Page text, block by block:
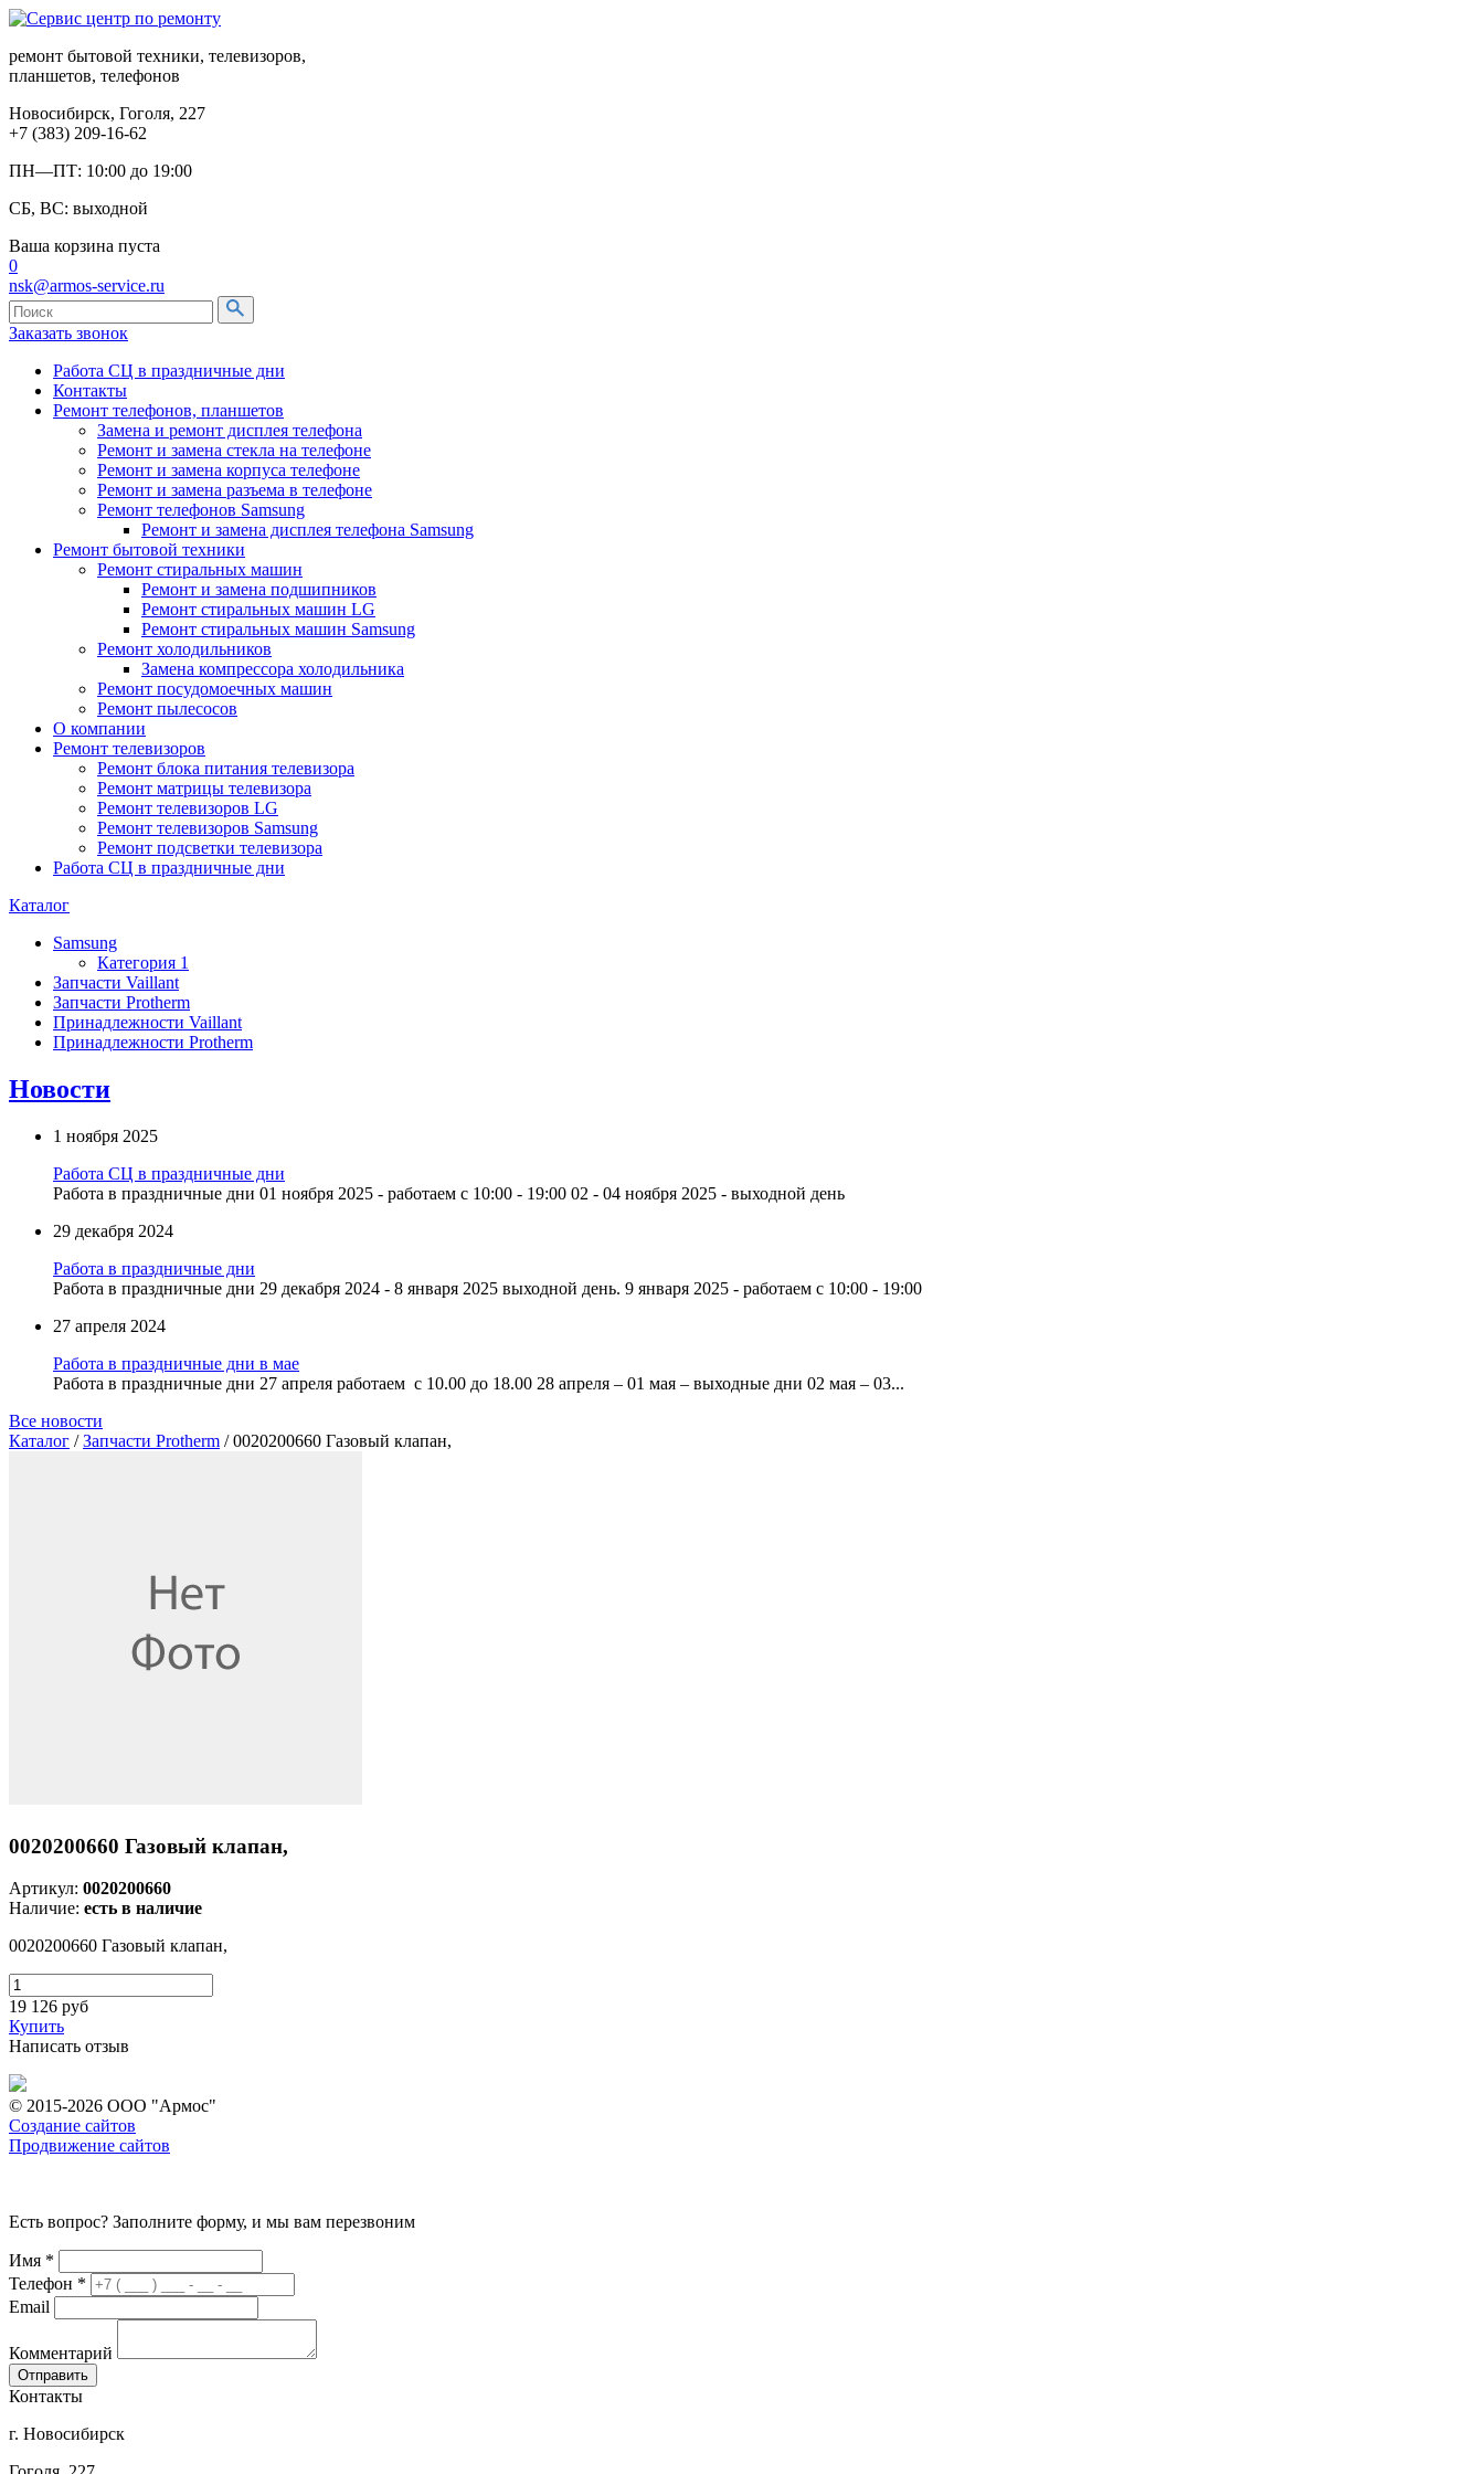
ремонт бытовой техники, телевизоров,
планшетов, телефонов
Новосибирск, Гоголя, 227
+7 (383) 209-16-62
ПН—ПТ: 10:00 до 19:00
СБ, ВС: выходной
Ваша корзина пуста
0
nsk@armos-service.ru
Заказать звонок
Работа СЦ в праздничные дни
Контакты
Ремонт телефонов, планшетов
Замена и ремонт дисплея телефона
Ремонт и замена стекла на телефоне
Ремонт и замена корпуса телефоне
Ремонт и замена разъема в телефоне
Ремонт телефонов Samsung
Ремонт и замена дисплея телефона Samsung
Ремонт бытовой техники
Ремонт стиральных машин
Ремонт и замена подшипников
Ремонт стиральных машин LG
Ремонт стиральных машин Samsung
Ремонт холодильников
Замена компрессора холодильника
Ремонт посудомоечных машин
Ремонт пылесосов
О компании
Ремонт телевизоров
Ремонт блока питания телевизора
Ремонт матрицы телевизора
Ремонт телевизоров LG
Ремонт телевизоров Samsung
Ремонт подсветки телевизора
Работа СЦ в праздничные дни
Каталог
Samsung
Категория 1
Запчасти Vaillant
Запчасти Protherm
Принадлежности Vaillant
Принадлежности Protherm
Новости
1 ноября 2025
Работа СЦ в праздничные дни
Работа в праздничные дни 01 ноября 2025 - работаем с 10:00 - 19:00 02 - 04 ноября 2025 - выходной день
29 декабря 2024
Работа в праздничные дни
Работа в праздничные дни 29 декабря 2024 - 8 января 2025 выходной день. 9 января 2025 - работаем с 10:00 - 19:00
27 апреля 2024
Работа в праздничные дни в мае
Работа в праздничные дни 27 апреля работаем с 10.00 до 18.00 28 апреля – 01 мая – выходные дни 02 мая – 03...
Все новости
Каталог /Запчасти Protherm / 0020200660 Газовый клапан,
0020200660 Газовый клапан,
Артикул: 0020200660
Наличие: есть в наличие
0020200660 Газовый клапан,
19 126 руб
Купить
Написать отзыв
© 2015-2026 ООО "Армос"
Создание сайтов
Продвижение сайтов
Есть вопрос? Заполните форму, и мы вам перезвоним
Имя *
Телефон *
Email
Комментарий
Контакты
г. Новосибирск